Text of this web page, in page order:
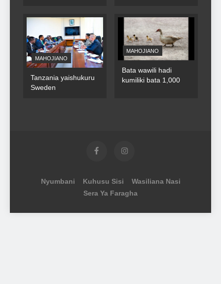
MAHOJIANO
Tanzania yaishukuru
Sweden
MAHOJIANO
Bata wawili hadi
kumiliki bata 1,000
Nyumbani Kuhusu Sisi
Wasiliana Nasi
Sera Ya Faragha